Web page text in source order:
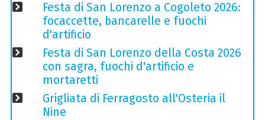
Festa di San Lorenzo a Cogoleto 2026:
focaccette, bancarelle e fuochi
d'artificio
Festa di San Lorenzo della Costa 2026
con sagra, fuochi d'artificio e
mortaretti
Grigliata di Ferragosto all'Osteria il
Nine